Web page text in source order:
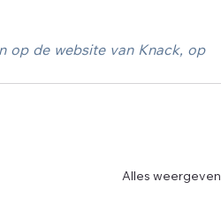
op de website van Knack, op
Alles weergeven